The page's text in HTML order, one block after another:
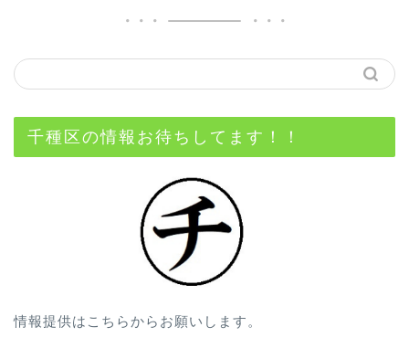
千種区の情報お待ちしてます！！
情報提供はこちらからお願いします。